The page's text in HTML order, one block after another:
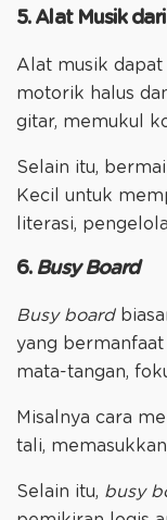
5. Alat Musik
Alat musik
motorik halus
gitar, memukul
Selain itu,
Kecil untuk
literasi,
6. Busy Board
Busy board
yang
mata-tangan,
Misalnya cara
tali,
Selain itu, busy